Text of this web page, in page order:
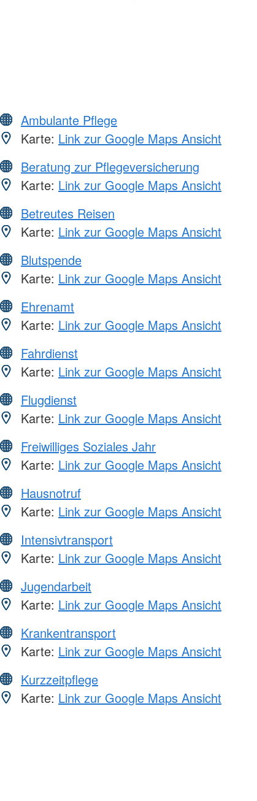
Ambulante Pflege
Karte: Link zur Google Maps Ansicht
Beratung zur Pflegeversicherung
Karte: Link zur Google Maps Ansicht
Betreutes Reisen
Karte: Link zur Google Maps Ansicht
Blutspende
Karte: Link zur Google Maps Ansicht
Ehrenamt
Karte: Link zur Google Maps Ansicht
Fahrdienst
Karte: Link zur Google Maps Ansicht
Flugdienst
Karte: Link zur Google Maps Ansicht
Freiwilliges Soziales Jahr
Karte: Link zur Google Maps Ansicht
Hausnotruf
Karte: Link zur Google Maps Ansicht
Intensivtransport
Karte: Link zur Google Maps Ansicht
Jugendarbeit
Karte: Link zur Google Maps Ansicht
Krankentransport
Karte: Link zur Google Maps Ansicht
Kurzzeitpflege
Karte: Link zur Google Maps Ansicht